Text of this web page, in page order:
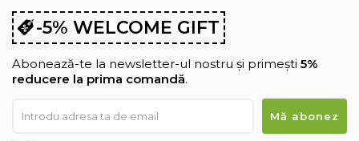
-5% WELCOME GIFT
Abonează-te la newsletter-ul nostru și primești 5%
reducere la prima comandă.